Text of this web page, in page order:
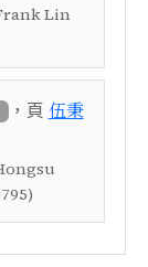
Lin
，頁 伍秉